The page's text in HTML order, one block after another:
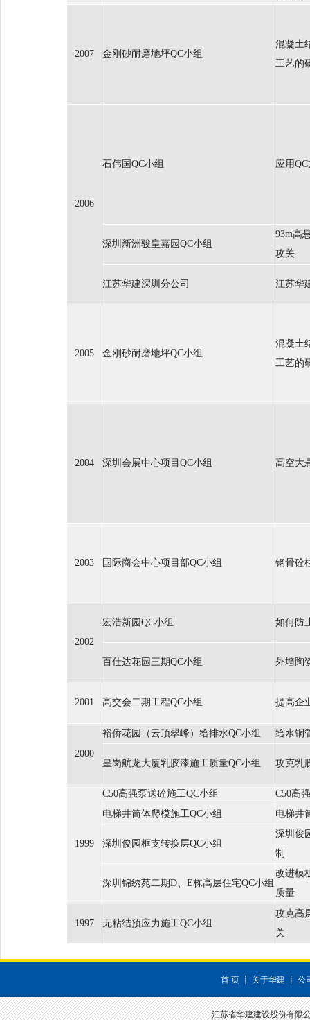
2007 金刚砂耐磨地坪QC小组
混凝土
工艺的
2006
石伟国QC小组 应用
深圳新洲骏皇嘉园QC小组
93m高
攻关
江苏华建深圳分公司 江苏华
2005 金刚砂耐磨地坪QC小组
混凝土
工艺的
2004 深圳会展中心项目QC小组 高空大
2003 国际商会中心项目部QC小组 钢骨砼
2002
宏浩新园QC小组 如何防
百仕达花园三期QC小组 外墙陶
2001 高交会二期工程QC小组 提高企
2000
裕侨花园（云顶翠峰）给排水QC小组 给水铜
皇岗航龙大厦乳胶漆施工质量QC小组 攻克乳
1999
C50高强泵送砼施工QC小组
C50高
电梯井筒体爬模施工QC小组
电梯井
深圳俊园框支转换层QC小组
深圳俊
制
深圳锦绣苑二期D、E栋高层住宅QC小组
改进模
质量
1997 无粘结预应力施工QC小组
攻克高
关
首 页 ┋ 关于华建 ┋ 公
江苏省华建建设股份有